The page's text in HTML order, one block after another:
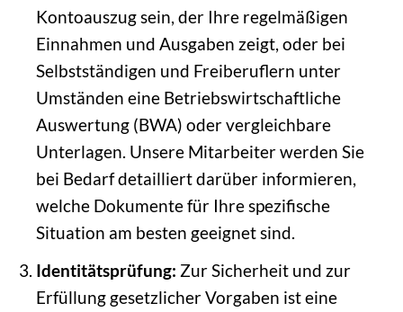
Kontoauszug sein, der Ihre regelmäßigen
Einnahmen und Ausgaben zeigt, oder bei
Selbstständigen und Freiberuflern unter
Umständen eine Betriebswirtschaftliche
Auswertung (BWA) oder vergleichbare
Unterlagen. Unsere Mitarbeiter werden Sie
bei Bedarf detailliert darüber informieren,
welche Dokumente für Ihre spezifische
Situation am besten geeignet sind.
Identitätsprüfung: Zur Sicherheit und zur
Erfüllung gesetzlicher Vorgaben ist eine